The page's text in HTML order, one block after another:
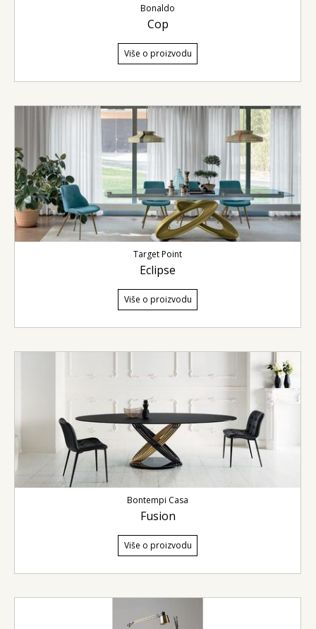
Bonaldo
Cop
Više o proizvodu
Target Point
Eclipse
Više o proizvodu
Bontempi Casa
Fusion
Više o proizvodu